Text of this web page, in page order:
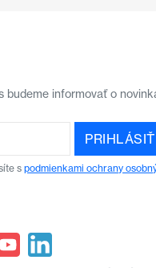
budeme informovať o
spodmienkami ochrany